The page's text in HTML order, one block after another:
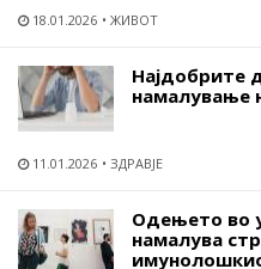
18.01.2026 ЖИВОТ
Најдобрите
намалување
11.01.2026 ЗДРАВЈЕ
Одењето во
намалува